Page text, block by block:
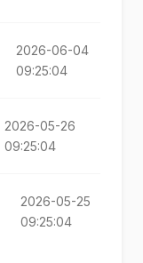
2026-06-04
09:25:04
2026-05-26
09:25:04
2026-05-25
09:25:04